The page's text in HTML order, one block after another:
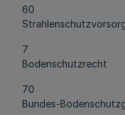
60
7
Bodenschutzrecht
70
Bundes-